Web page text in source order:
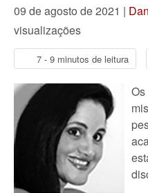
09 de agosto de 2021 |
visualizações
7 - 9 minutos de leitura